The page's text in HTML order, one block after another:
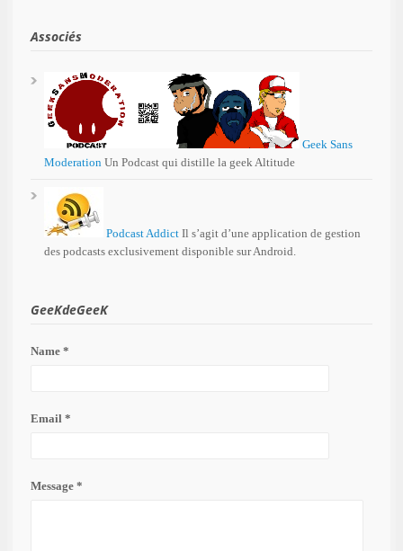
Associés
Geek Sans
Moderation Un Podcast qui distille la geek Altitude
Podcast Addict Il s’agit d’une application de gestion
des podcasts exclusivement disponible sur Android.
GeeKdeGeeK
Name *
Email *
Message *